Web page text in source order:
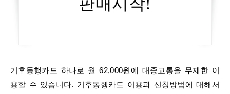
기후동행카드 하나로 월 62,000원에 대중교통을 무제한 이
용할 수 있습니다. 기후동행카드 이용과 신청방법에 대해서